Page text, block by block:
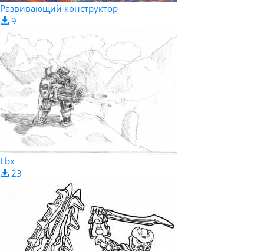
Развивающий конструктор
9
Lbx
23